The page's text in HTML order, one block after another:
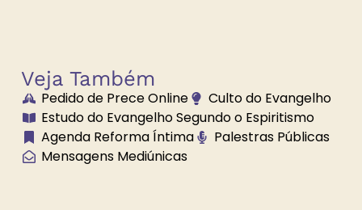
Brilhe a Vossa
Luz
Bússola
Espiritual
Veja Também
Pedido de Prece Online
Culto do Evangelho
Estudo do Evangelho Segundo o Espiritismo
Agenda Reforma Íntima
Palestras Públicas
Mensagens Mediúnicas